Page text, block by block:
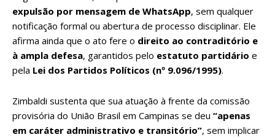
expulsão por mensagem de WhatsApp, sem qualquer
notificação formal ou abertura de processo disciplinar. Ele
afirma ainda que o ato fere o direito ao contraditório e
à ampla defesa, garantidos pelo estatuto partidário e
pela Lei dos Partidos Políticos (nº 9.096/1995).
Zimbaldi sustenta que sua atuação à frente da comissão
provisória do União Brasil em Campinas se deu “apenas
em caráter administrativo e transitório”, sem implicar